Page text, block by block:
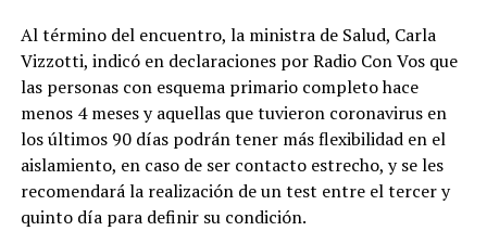
Al término del encuentro, la ministra de Salud, Carla
Vizzotti, indicó en declaraciones por Radio Con Vos que
las personas con esquema primario completo hace
menos 4 meses y aquellas que tuvieron coronavirus en
los últimos 90 días podrán tener más flexibilidad en el
aislamiento, en caso de ser contacto estrecho, y se les
recomendará la realización de un test entre el tercer y
quinto día para definir su condición.